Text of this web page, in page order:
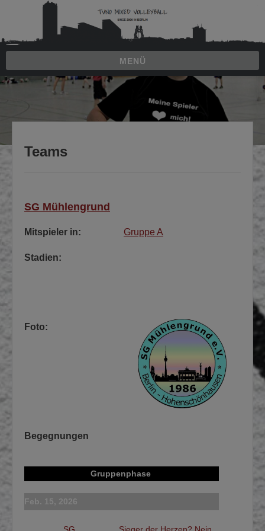
springen
MENÜ
Zum
Teams
SG Mühlengrund
Mitspieler in: Gruppe A
Stadien:
Foto:
Begegnungen
Gruppenphase
Feb. 15, 2026
SG
Sieger der Herzen? Nein,